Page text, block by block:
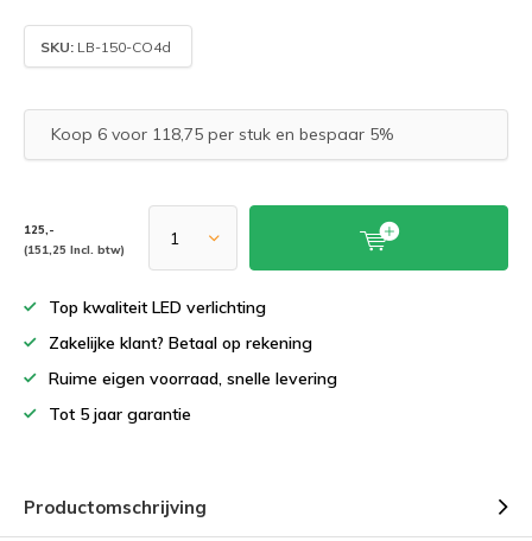
SKU: LB-150-CO4d
Koop 6 voor 118,75 per stuk en bespaar 5%
125,-
(151,25 Incl. btw)
Top kwaliteit LED verlichting
Zakelijke klant? Betaal op rekening
Ruime eigen voorraad, snelle levering
Tot 5 jaar garantie
Productomschrijving